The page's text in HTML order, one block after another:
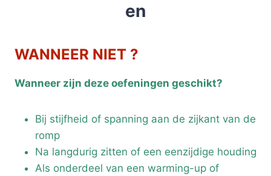
en
WANNEER NIET ?
Wanneer zijn deze oefeningen geschikt?
Bij stijfheid of spanning aan de zijkant van de
romp
Na langdurig zitten of een eenzijdige houding
Als onderdeel van een warming-up of